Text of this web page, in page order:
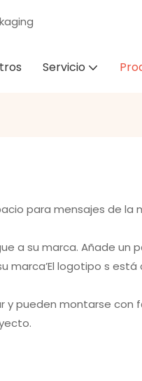
Servicio
para mensajes de la
a su marca. Añade
logotipo s
pueden montarse con